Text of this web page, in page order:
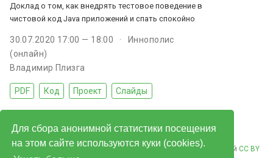
Для сбора анонимной статистики посещения
на этом сайте используются куки (cookies).
Доклад о том, как внедрять тестовое поведение в
чистовой код Java приложений и спать спокойно
30.07.2020 17:00 — 18:00
Иннополис
(онлайн)
Владимир Плизга
PDF Код Проект Слайды
© Владимир Плизгá 2026. Контент опубликован под лицензией CC BY